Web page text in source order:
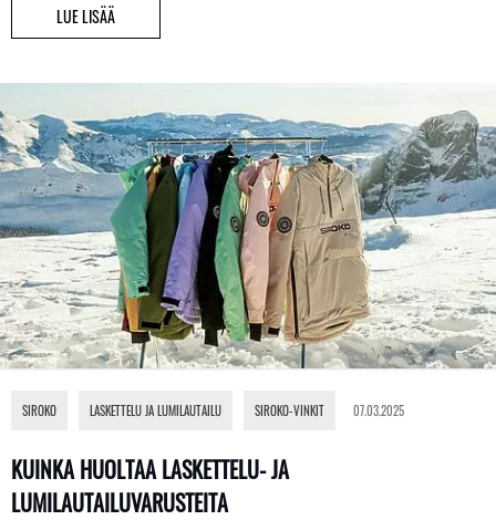
LUE LISÄÄ
KUINKA HUOLTAA LASKETTELU- JA
LUMILAUTAILUVARUSTEITA
SIROKO LASKETTELU JA LUMILAUTAILU SIROKO-VINKIT 07.03.2025